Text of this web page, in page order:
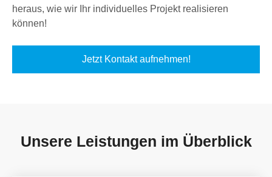
heraus, wie wir Ihr individuelles Projekt realisieren
können!
Jetzt Kontakt aufnehmen!
Unsere Leistungen im Überblick